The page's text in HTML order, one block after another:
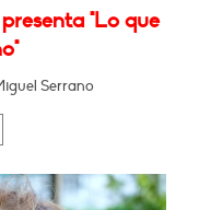
"Lo que
Serrano